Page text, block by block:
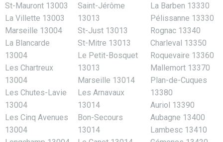
St-Mauront 13003
La Villette 13003
Marseille 13004
La Blancarde
13004
Les Chartreux
13004
Les Chutes-Lavie
13004
Les Cinq Avenues
13004
Saint-Jérôme
13013
St-Just 13013
St-Mitre 13013
Le Petit-Bosquet
13013
Marseille 13014
Les Arnavaux
13014
Bon-Secours
13014
La Barben 13330
Pélissanne 13330
Rognac 13340
Charleval 13350
Roquevaire 13360
Mallemort 13370
Plan-de-Cuques
13380
Auriol 13390
Aubagne 13400
Lambesc 13410